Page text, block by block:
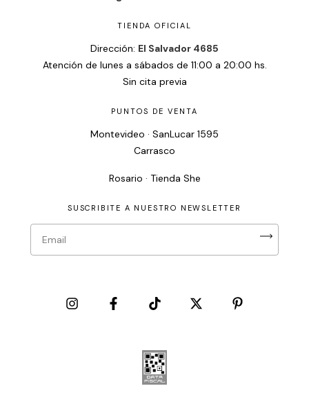
TIENDA OFICIAL
Dirección: El Salvador 4685
Atención de lunes a sábados de 11:00 a 20:00 hs.
Sin cita previa
PUNTOS DE VENTA
Montevideo · SanLucar 1595
Carrasco
Rosario · Tienda She
SUSCRIBITE A NUESTRO NEWSLETTER